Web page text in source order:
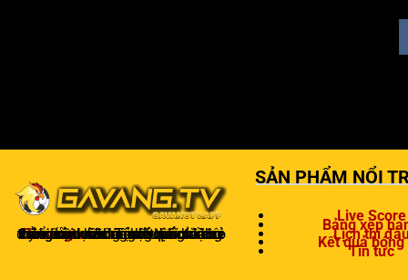
Gavangtv không chỉ là nơi xem bóng mà còn là một cộng đồng để người hâm mộ kết nối và trao đổi cảm xúc. Trong quá trình theo dõi, khán giả có thể chia sẻ ý kiến, dự đoán kết quả hoặc thảo luận về chiến thuật của đội bóng.
SẢN PHẨM NỔI
Live Score
Bảng xếp
Lịch thi
Kết quả bóng
Tin tức